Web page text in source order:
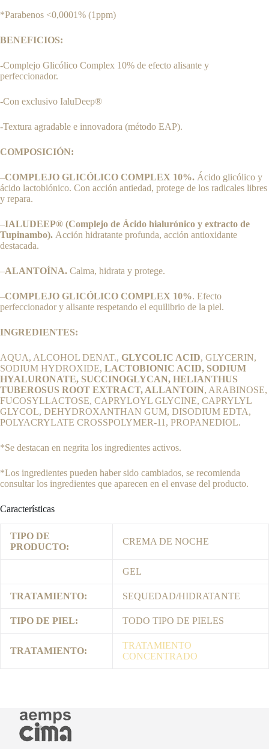
*Parabenos <0,0001% (1ppm)
BENEFICIOS:
-Complejo Glicólico Complex 10% de efecto alisante y
perfeccionador.
-Con exclusivo IaluDeep®
-Textura agradable e innovadora (método EAP).
COMPOSICIÓN:
–COMPLEJO GLICÓLICO COMPLEX 10%. Ácido glicólico y
ácido lactobiónico. Con acción antiedad, protege de los radicales libres
y repara.
–IALUDEEP® (Complejo de Ácido hialurónico y extracto de
Tupinambo). Acción hidratante profunda, acción antioxidante
destacada.
–ALANTOÍNA. Calma, hidrata y protege.
–COMPLEJO GLICÓLICO COMPLEX 10%. Efecto
perfeccionador y alisante respetando el equilibrio de la piel.
INGREDIENTES:
AQUA, ALCOHOL DENAT., GLYCOLIC ACID, GLYCERIN,
SODIUM HYDROXIDE, LACTOBIONIC ACID, SODIUM
HYALURONATE, SUCCINOGLYCAN, HELIANTHUS
TUBEROSUS ROOT EXTRACT, ALLANTOIN, ARABINOSE,
FUCOSYLLACTOSE, CAPRYLOYL GLYCINE, CAPRYLYL
GLYCOL, DEHYDROXANTHAN GUM, DISODIUM EDTA,
POLYACRYLATE CROSSPOLYMER-11, PROPANEDIOL.
*Se destacan en negrita los ingredientes activos.
*Los ingredientes pueden haber sido cambiados, se recomienda
consultar los ingredientes que aparecen en el envase del producto.
Características
TIPO DE
PRODUCTO:
CREMA DE NOCHE
GEL
TRATAMIENTO: SEQUEDAD/HIDRATANTE
TIPO DE PIEL: TODO TIPO DE PIELES
TRATAMIENTO:
TRATAMIENTO
CONCENTRADO